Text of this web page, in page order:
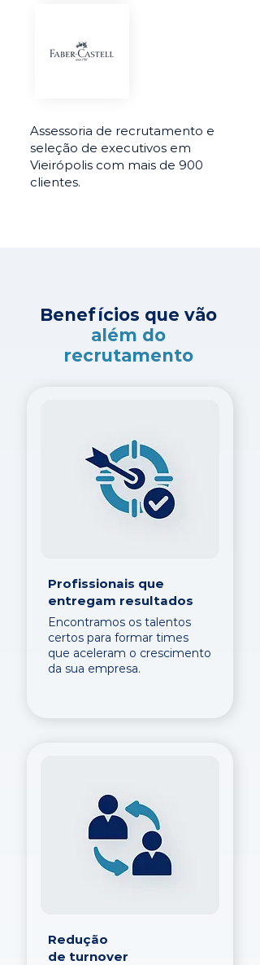
Assessoria de recrutamento e
seleção de executivos em
Vieirópolis com mais de 900
clientes.
Benefícios que vão
além do
recrutamento
Profissionais que
entregam resultados
Encontramos os talentos
certos para formar times
que aceleram o crescimento
da sua empresa.
Redução
de turnover